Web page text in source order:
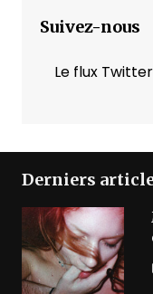
Suivez-nous
Le flux
Derniers